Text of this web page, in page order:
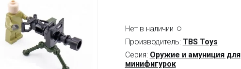
Нет в наличии
Производитель: TBS Toys
Серия: Оружие и амуниция для
минифигурок